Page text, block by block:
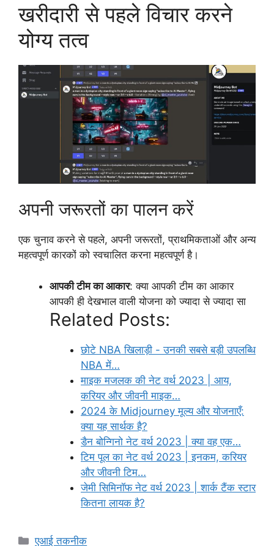
खरीदारी से पहले विचार करने
योग्य तत्व
अपनी जरूरतों का पालन करें
एक चुनाव करने से पहले, अपनी जरूरतों, प्राथमिकताओं और अन्य
महत्वपूर्ण कारकों को स्वचालित करना महत्वपूर्ण है।
आपकी टीम का आकार: क्या आपकी टीम का आकार
आपकी ही देखभाल वाली योजना को ज्यादा से ज्यादा सा
Related Posts:
छोटे NBA खिलाड़ी - उनकी सबसे बड़ी उपलब्धि
NBA में…
माइक मजलक की नेट वर्थ 2023 | आय,
करियर और जीवनी माइक…
2024 के Midjourney मूल्य और योजनाएँ:
क्या यह सार्थक है?
डैन बोन्गिनो नेट वर्थ 2023 | क्या वह एक…
टिम पूल का नेट वर्थ 2023 | इनकम, करियर
और जीवनी टिम…
जेमी सिमिनॉफ नेट वर्थ 2023 | शार्क टैंक स्टार
कितना लायक है?
Categories
एआई तकनीक